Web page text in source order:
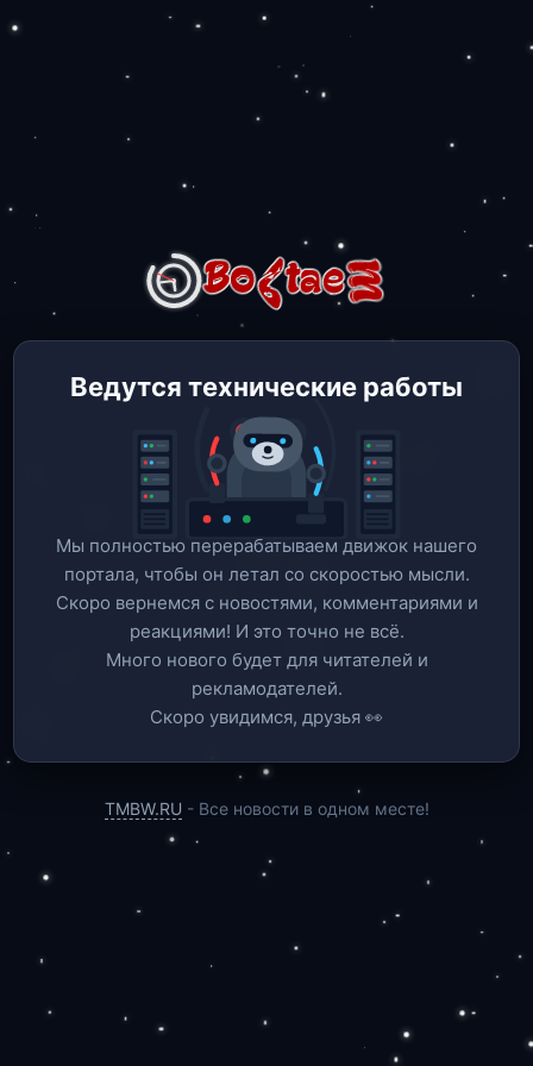
Ведутся технические работы
Мы полностью перерабатываем движок нашего
портала, чтобы он летал со скоростью мысли.
Скоро вернемся c новостями, комментариями и
реакциями! И это точно не всё.
Много нового будет для читателей и
рекламодателей.
Скоро увидимся, друзья 👀
TMBW.RU - Все новости в одном месте!